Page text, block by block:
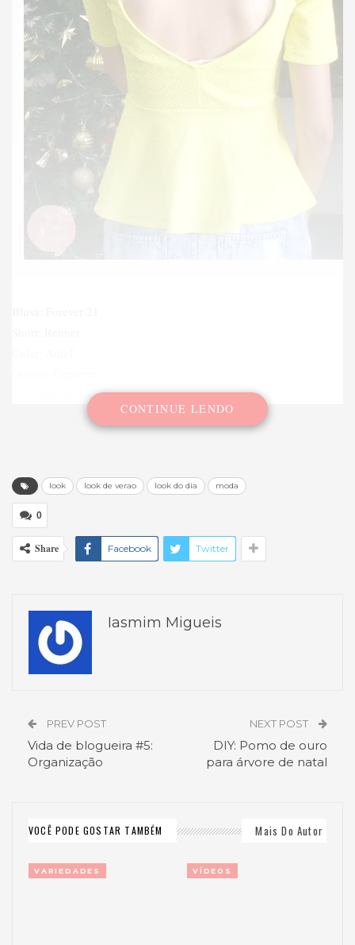
Sapatilha: Moleca
CONTINUE LENDO
look look de verao look do dia moda
0
Share Facebook Twitter
Iasmim Migueis
PREV POST
Vida de blogueira #5:
Organização
NEXT POST
DIY: Pomo de ouro
para árvore de natal
VOCÊ PODE GOSTAR TAMBÉM Mais Do Autor
VARIEDADES VÍDEOS